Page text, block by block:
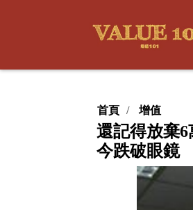
首頁 增值
還記得放棄
今跌破眼鏡